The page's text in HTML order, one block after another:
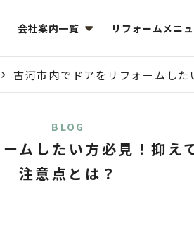
会社案内一覧 リフォームメニ
古河市内でドアをリフォームし
BLOG
ムしたい方必見！抑え
注意点とは？